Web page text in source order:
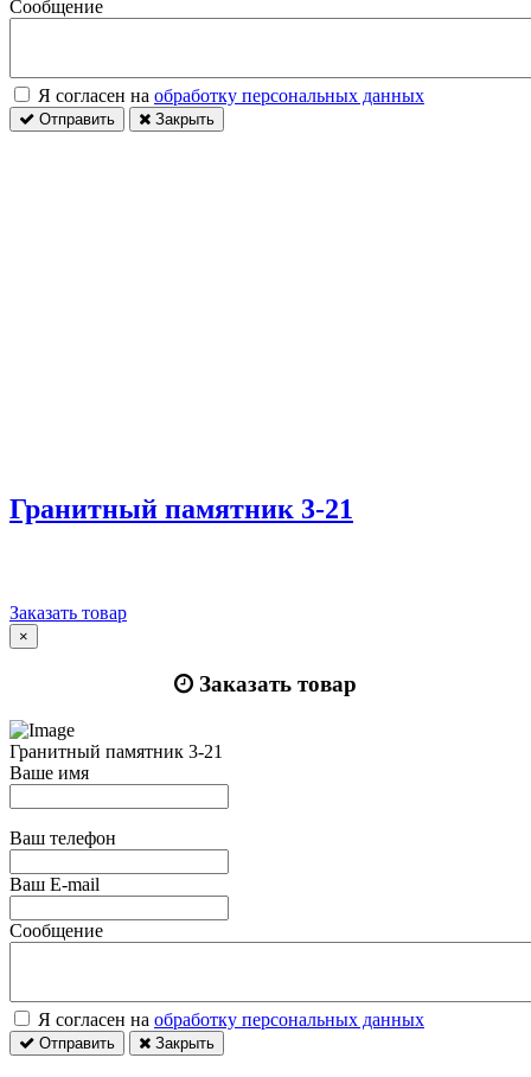
Сообщение
Я согласен на обработку персональных данных
Отправить Закрыть
Гранитный памятник 3-21
Заказать товар
×
Заказать товар
Гранитный памятник 3-21
Ваше имя
Ваш телефон
Ваш E-mail
Сообщение
Я согласен на обработку персональных данных
Отправить Закрыть